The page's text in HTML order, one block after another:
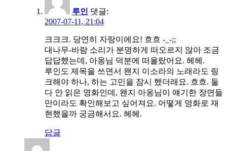
루인 댓글:
2007-07-11, 21:04
크크크. 당연히 자랑이에요! 흐흐 -_-;;
대나무-바람 소리가 분명하게 떠오르지 않아 조금
답답했는데, 아옹님 덕분에 떠올랐어요. 헤헤.
루인도 제목을 쓰면서 왠지 이소라의 노래라도 링
크해야 하나, 하는 고민을 잠시 했더래요. 흐흐. 둘
다 안 읽은 영화인데, 왠지 아옹님이 얘기한 장면들
만이라도 확인해보고 싶어져요. 어떻게 영화로 재
현했을까 궁금해서요. 헤헤.
답글